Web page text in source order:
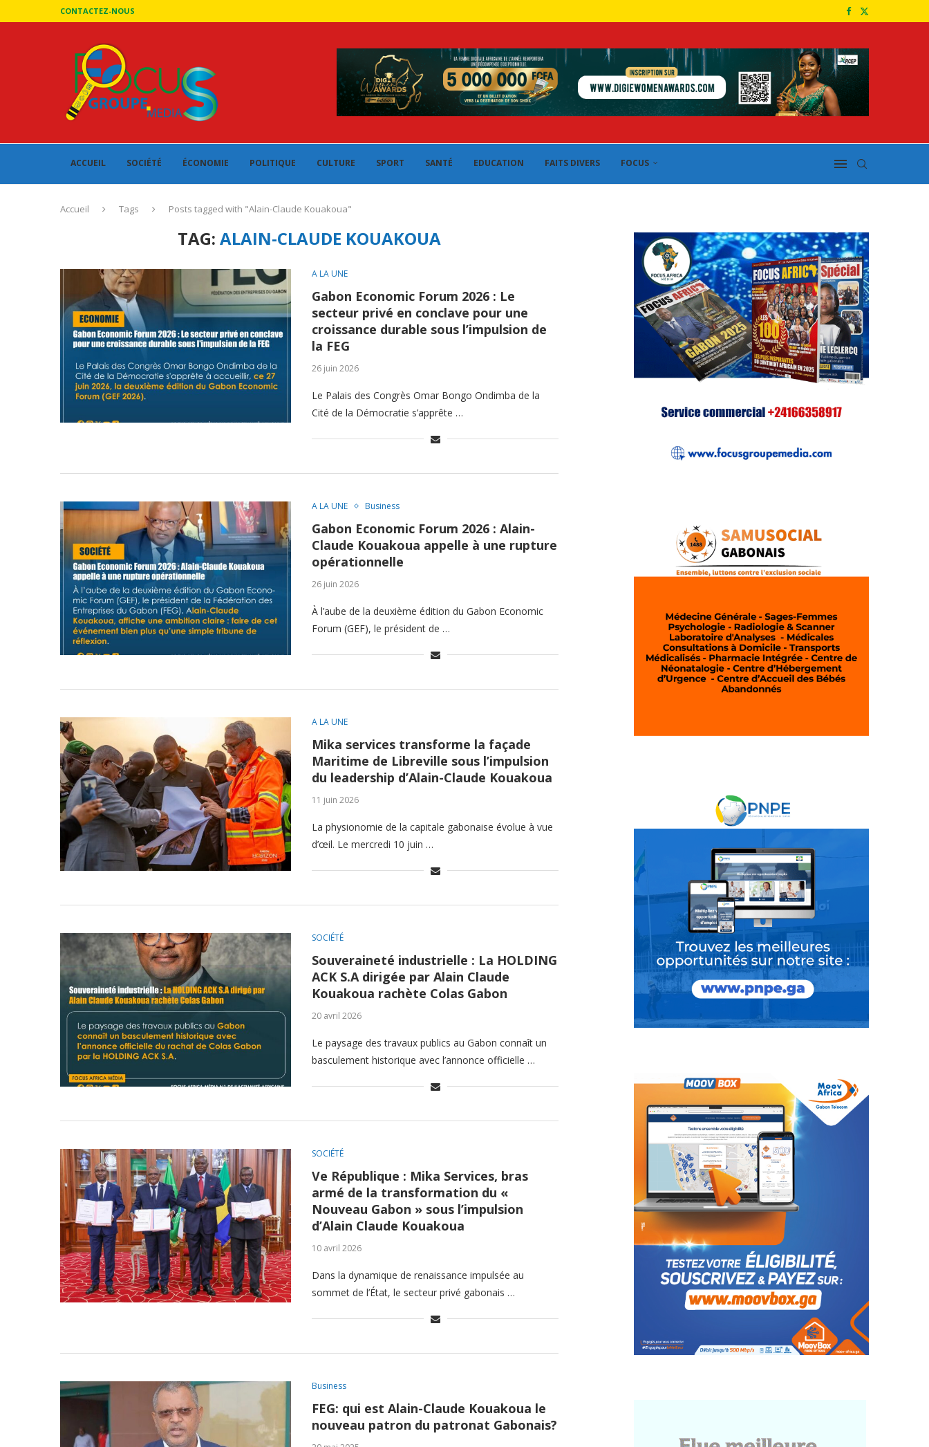
CONTACTEZ-NOUS
ACCUEIL SOCIÉTÉ ÉCONOMIE POLITIQUE CULTURE SPORT SANTÉ EDUCATION FAITS DIVERS FOCUS
Accueil Tags Posts tagged with "Alain-Claude Kouakoua"
TAG:ALAIN-CLAUDE KOUAKOUA
A LA UNE
Gabon Economic Forum 2026 : Le
secteur privé en conclave pour une
croissance durable sous l’impulsion de
la FEG
26 juin 2026
Le Palais des Congrès Omar Bongo Ondimba de la
Cité de la Démocratie s’apprête …
A LA UNE Business
Gabon Economic Forum 2026 : Alain-
Claude Kouakoua appelle à une rupture
opérationnelle
26 juin 2026
À l’aube de la deuxième édition du Gabon Economic
Forum (GEF), le président de …
A LA UNE
Mika services transforme la façade
Maritime de Libreville sous l’impulsion
du leadership d’Alain-Claude Kouakoua
11 juin 2026
La physionomie de la capitale gabonaise évolue à vue
d’œil. Le mercredi 10 juin …
SOCIÉTÉ
Souveraineté industrielle : La HOLDING
ACK S.A dirigée par Alain Claude
Kouakoua rachète Colas Gabon
20 avril 2026
Le paysage des travaux publics au Gabon connaît un
basculement historique avec l’annonce officielle …
SOCIÉTÉ
Ve République : Mika Services, bras
armé de la transformation du «
Nouveau Gabon » sous l’impulsion
d’Alain Claude Kouakoua
10 avril 2026
Dans la dynamique de renaissance impulsée au
sommet de l’État, le secteur privé gabonais …
Business
FEG: qui est Alain-Claude Kouakoua le
nouveau patron du patronat Gabonais?